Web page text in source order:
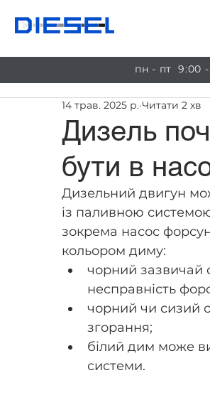
пн - пт 9:00
Дизель
бути в
14 трав. 2025 р. Читати 2 хв
Дизельний двигун
із паливною
зокрема насос
кольором диму:
чорний зазвичай
несправність
чорний чи сизий
згорання;
білий дим може
системи.